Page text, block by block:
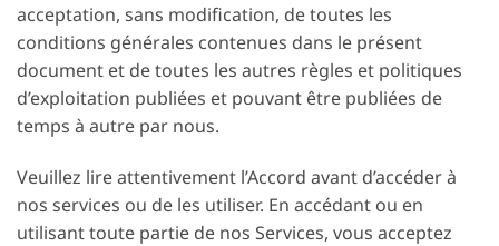
acceptation, sans modification, de toutes les
conditions générales contenues dans le présent
document et de toutes les autres règles et politiques
d’exploitation publiées et pouvant être publiées de
temps à autre par nous.
Veuillez lire attentivement l’Accord avant d’accéder à
nos services ou de les utiliser. En accédant ou en
utilisant toute partie de nos Services, vous acceptez